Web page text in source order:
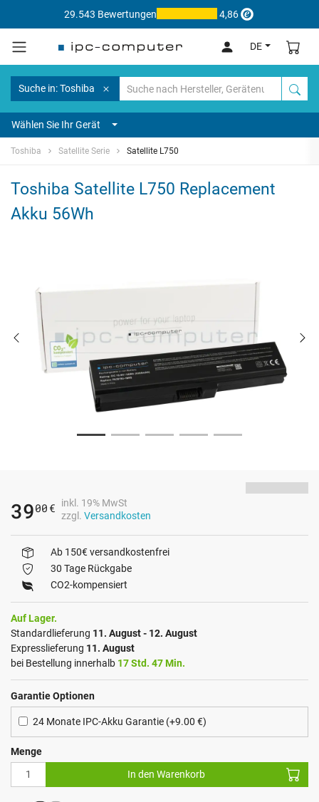
29.543 Bewertungen 4,86
DE
Suche in: Toshiba
Wählen Sie Ihr Gerät
Toshiba Satellite Serie Satellite L750
Toshiba Satellite L750 Replacement
Akku 56Wh
3900 €
inkl. 19% MwSt
zzgl. Versandkosten
Ab 150€ versandkostenfrei
30 Tage Rückgabe
CO2-kompensiert
Auf Lager.
Standardlieferung 11. August - 12. August
Expresslieferung 11. August
bei Bestellung innerhalb 17 Std. 47 Min.
Garantie Optionen
24 Monate IPC-Akku Garantie (+9.00 €)
Menge
In den Warenkorb